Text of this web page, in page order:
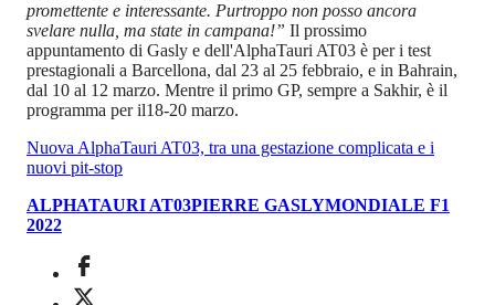
promettente e interessante. Purtroppo non posso ancora
svelare nulla, ma state in campana!” Il prossimo
appuntamento di Gasly e dell'AlphaTauri AT03 è per i test
prestagionali a Barcellona, dal 23 al 25 febbraio, e in Bahrain,
dal 10 al 12 marzo. Mentre il primo GP, sempre a Sakhir, è il
programma per il18-20 marzo.
Nuova AlphaTauri AT03, tra una gestazione complicata e i
nuovi pit-stop
ALPHATAURI AT03PIERRE GASLYMONDIALE F1
2022